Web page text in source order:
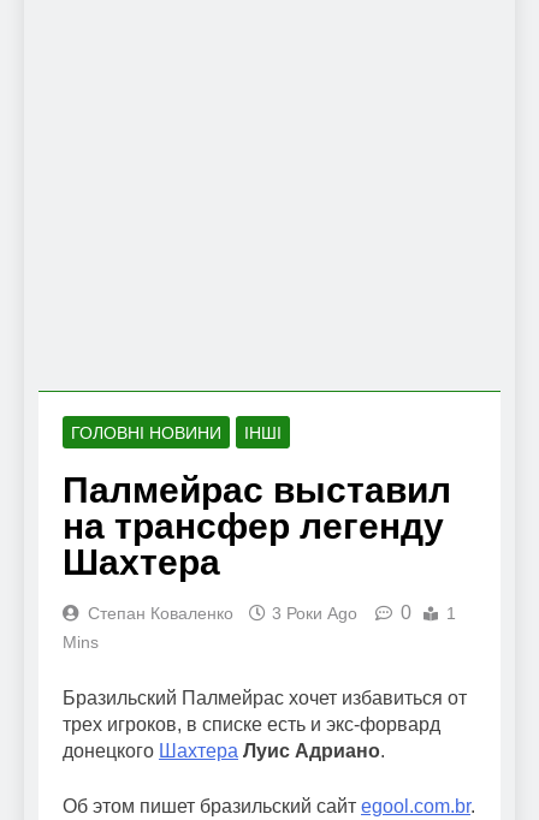
ГОЛОВНІ НОВИНИ ІНШІ
Палмейрас выставил
на трансфер легенду
Шахтера
Степан Коваленко 3 Роки Ago 0
1
Mins
Бразильский Палмейрас хочет избавиться от
трех игроков, в списке есть и экс-форвард
донецкого Шахтера Луис Адриано.
Об этом пишет бразильский сайт egool.com.br.